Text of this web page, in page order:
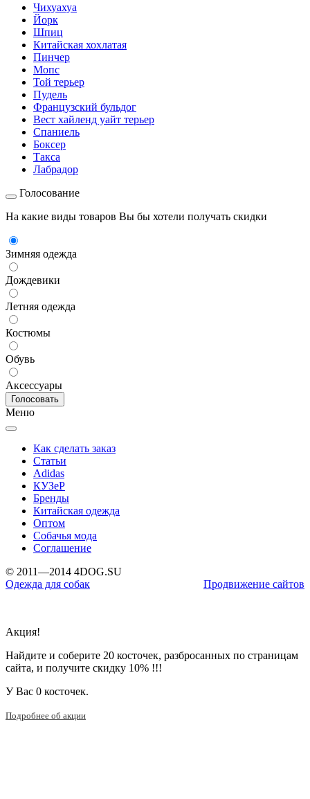
Чихуахуа
Йорк
Шпиц
Китайская хохлатая
Пинчер
Мопс
Той терьер
Пудель
Французский бульдог
Вест хайленд уайт терьер
Спаниель
Боксер
Такса
Лабрадор
Голосование
На какие виды товаров Вы бы хотели получать скидки
Зимняя одежда
Дождевики
Летняя одежда
Костюмы
Обувь
Аксессуары
Меню
Как сделать заказ
Статьи
Adidas
КУЗеР
Бренды
Китайская одежда
Оптом
Собачья мода
Соглашение
© 2011—2014 4DOG.SU
Одежда для собак
Продвижение сайтов
Акция!
Найдите и соберите 20 косточек, разбросанных по страницам
сайта, и получите скидку 10% !!!
У Вас 0 косточек.
Подробнее об акции